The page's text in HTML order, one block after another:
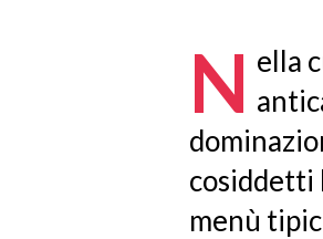
N ella
cosiddetti
menù